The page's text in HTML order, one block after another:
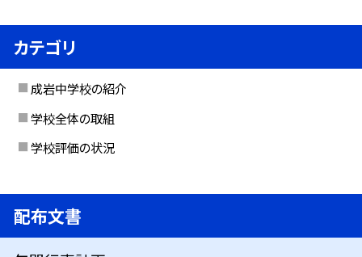
カテゴリ
成岩中学校の紹介
学校全体の取組
学校評価の状況
配布文書